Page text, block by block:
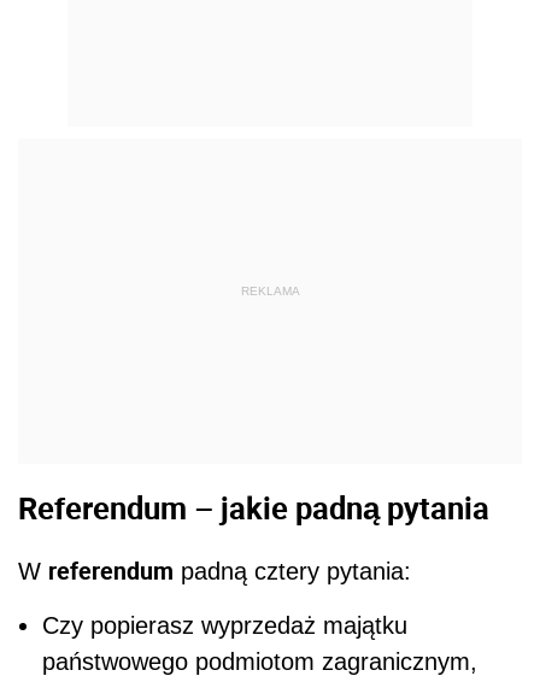
REKLAMA
Referendum – jakie padną pytania
W referendum padną cztery pytania:
Czy popierasz wyprzedaż majątku
państwowego podmiotom zagranicznym,